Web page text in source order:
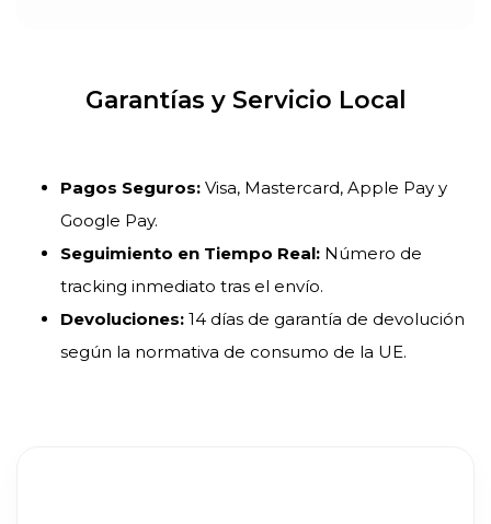
Garantías y Servicio Local
Pagos Seguros: Visa, Mastercard, Apple Pay y
Google Pay.
Seguimiento en Tiempo Real: Número de
tracking inmediato tras el envío.
Devoluciones: 14 días de garantía de devolución
según la normativa de consumo de la UE.